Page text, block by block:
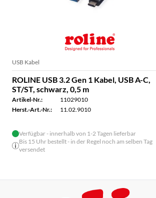
USB Kabel
ROLINE USB 3.2 Gen 1 Kabel, USB A-C,
ST/ST, schwarz, 0,5 m
Artikel-Nr.:
11029010
Herst.-Art.-Nr.:
11.02.9010
Verfügbar - innerhalb von 1-2 Tagen lieferbar
Bis 15 Uhr bestellt - in der Regel noch am selben Tag
versendet